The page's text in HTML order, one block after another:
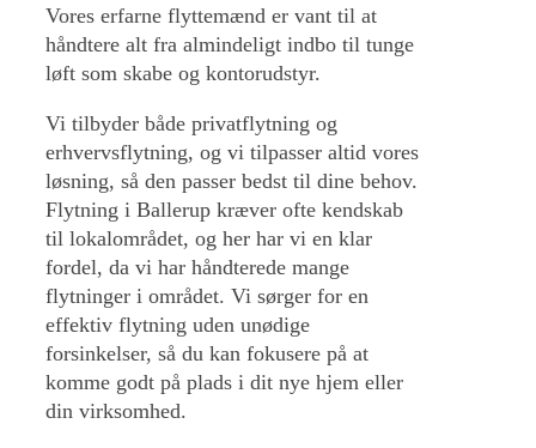
Vores erfarne flyttemænd er vant til at
håndtere alt fra almindeligt indbo til tunge
løft som skabe og kontorudstyr.
Vi tilbyder både privatflytning og
erhvervsflytning, og vi tilpasser altid vores
løsning, så den passer bedst til dine behov.
Flytning i Ballerup kræver ofte kendskab
til lokalområdet, og her har vi en klar
fordel, da vi har håndterede mange
flytninger i området. Vi sørger for en
effektiv flytning uden unødige
forsinkelser, så du kan fokusere på at
komme godt på plads i dit nye hjem eller
din virksomhed.